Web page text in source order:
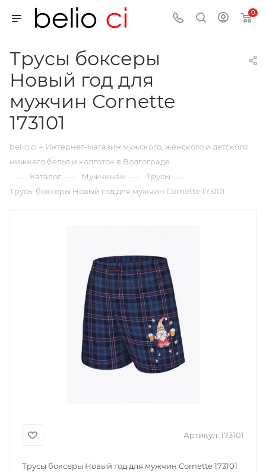
0
Трусы боксеры
Новый год для
мужчин Cornette
173101
belio ci – Интернет-магазин мужского, женского и детского
нижнего белья и колготок в Волгограде
— Каталог — Мужчинам — Трусы —
Трусы боксеры Новый год для мужчин Cornette 173101
Артикул: 173101
Трусы боксеры Новый год для мужчин Cornette 173101